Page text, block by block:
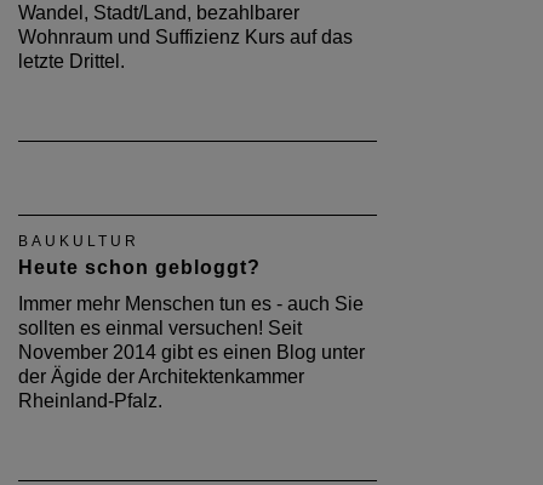
Wandel, Stadt/Land, bezahlbarer
Wohnraum und Suffizienz Kurs auf das
letzte Drittel.
BAUKULTUR
Heute schon gebloggt?
Immer mehr Menschen tun es - auch Sie
sollten es einmal versuchen! Seit
November 2014 gibt es einen Blog unter
der Ägide der Architektenkammer
Rheinland-Pfalz.